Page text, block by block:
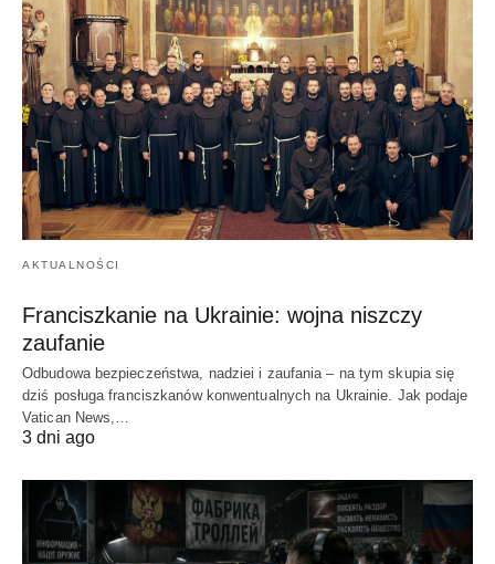
AKTUALNOŚCI
Franciszkanie na Ukrainie: wojna niszczy
zaufanie
Odbudowa bezpieczeństwa, nadziei i zaufania – na tym skupia się
dziś posługa franciszkanów konwentualnych na Ukrainie. Jak podaje
Vatican News,…
3 dni ago